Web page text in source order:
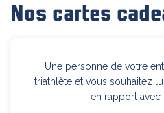
Nos cartes
Une personne de votre
triathlète et vous souhaitez
en rapport avec